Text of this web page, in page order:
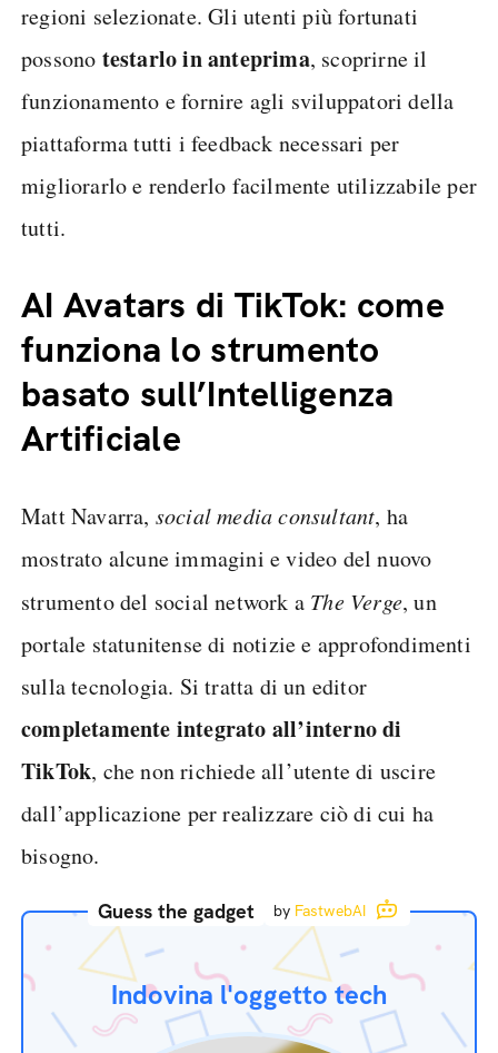
regioni selezionate. Gli utenti più fortunati
possono testarlo in anteprima, scoprirne il
funzionamento e fornire agli sviluppatori della
piattaforma tutti i feedback necessari per
migliorarlo e renderlo facilmente utilizzabile per
tutti.
AI Avatars di TikTok: come
funziona lo strumento
basato sull’Intelligenza
Artificiale
Matt Navarra, social media consultant, ha
mostrato alcune immagini e video del nuovo
strumento del social network a The Verge, un
portale statunitense di notizie e approfondimenti
sulla tecnologia. Si tratta di un editor
completamente integrato all’interno di
TikTok, che non richiede all’utente di uscire
dall’applicazione per realizzare ciò di cui ha
bisogno.
Guess the gadget by FastwebAI
Indovina l'oggetto tech